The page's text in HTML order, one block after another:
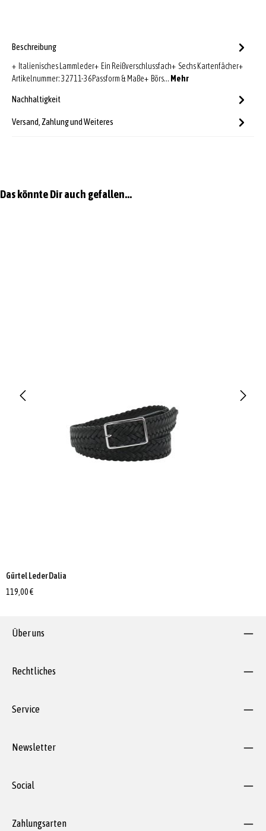
Beschreibung
+ Italienisches Lammleder+ Ein Reißverschlussfach+ Sechs Kartenfächer+
Artikelnummer: 32711-36Passform & Maße+ Börs… Mehr
Nachhaltigkeit
Versand, Zahlung und Weiteres
Produktgalerie überspringen
Das könnte Dir auch gefallen...
Gürtel Leder Dalia
119,00 €
Über uns
Rechtliches
Service
Newsletter
Social
Zahlungsarten